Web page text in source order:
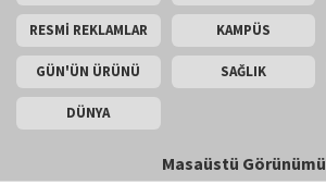
RESMİ REKLAMLAR KAMPÜS
GÜN'ÜN ÜRÜNÜ SAĞLIK
DÜNYA
Masaüstü Görünümü